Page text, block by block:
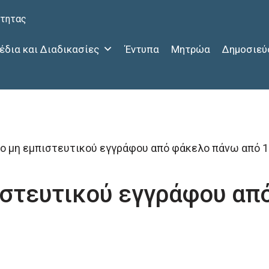
και Διαδικασίες Έντυπα Μητρώα
μη εμπιστευτικού εγγράφου από φάκελο πάνω από
εγγράφου